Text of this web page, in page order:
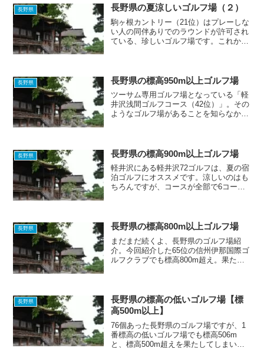
だし酸欠には、くれぐれもご注意
を・・・全国の標高の高いゴルフ場トッ
プ10のほとんどがこの記事に...
長野県 長野県の夏涼しいゴルフ場（２）
駒ヶ根カントリー（21位）はプレーしな
い人の同伴ありでのラウンドが許可され
ている、珍しいゴルフ場です。これから
GDOではアルプスグリー...
長野県 長野県の標高950m以上ゴルフ場
ツーサム専用ゴルフ場となっている「軽
井沢浅間ゴルフコース（42位）」。その
ようなゴルフ場があることを知らなかっ
長野県 長野県の標高900m以上ゴルフ場
軽井沢にある軽井沢72ゴルフは、夏の宿
泊ゴルフにオススメです。涼しいのはも
ちろんですが、コースが全部で6コース
涼しいゴルフ場！夏は...
長野県 長野県の標高800m以上ゴルフ場
まだまだ続くよ、長野県のゴルフ場紹
介。今回紹介した65位の信州伊那国際ゴ
ルフクラブでも標高800m超え。果たし
Don't miss ...
長野県
長野県の標高の低いゴルフ場【標
高500m以上】
76個あった長野県のゴルフ場ですが、1
番標高の低いゴルフ場でも標高506m
と、標高500m超えを果たしてしまいま